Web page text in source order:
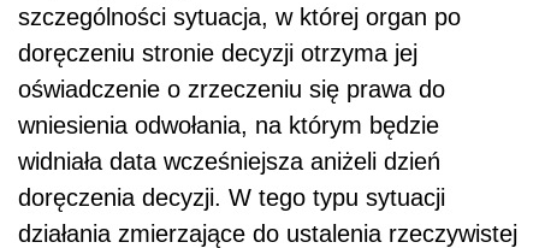
szczególności sytuacja, w której organ po
doręczeniu stronie decyzji otrzyma jej
oświadczenie o zrzeczeniu się prawa do
wniesienia odwołania, na którym będzie
widniała data wcześniejsza aniżeli dzień
doręczenia decyzji. W tego typu sytuacji
działania zmierzające do ustalenia rzeczywistej